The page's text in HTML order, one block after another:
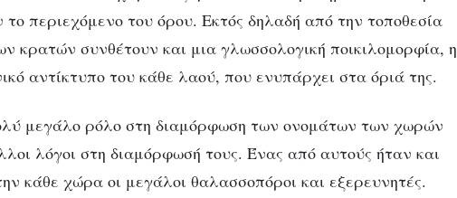
ΓΛΏΣΣΑ ΠΟΛΙΤΙΣΜΌΣ
περιεχόμενο του όρου. Εκτός δηλαδή από την τοποθεσία
κρατών συνθέτουν και μια γλωσσολογική ποικιλομορφία, η
αντίκτυπο του κάθε λαού, που ενυπάρχει στα όριά της.
μεγάλο ρόλο στη διαμόρφωση των ονομάτων των χωρών
λόγοι στη διαμόρφωσή τους. Ένας από αυτούς ήταν και
κάθε χώρα οι μεγάλοι θαλασσοπόροι και εξερευνητές.